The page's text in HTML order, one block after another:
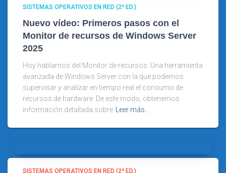
SISTEMAS OPERATIVOS EN RED (2ª ED.)
Nuevo vídeo: Primeros pasos con el
Monitor de recursos de Windows Server
2025
Hoy hablamos del Monitor de recursos. Una herramienta
avanzada de Windows Server con la que podemos
supervisar y analizar en tiempo real el consumo de
recursos de hardware. De este modo, obtenemos
información detallada sobre
Leer más…
SISTEMAS OPERATIVOS EN RED (2ª ED.)